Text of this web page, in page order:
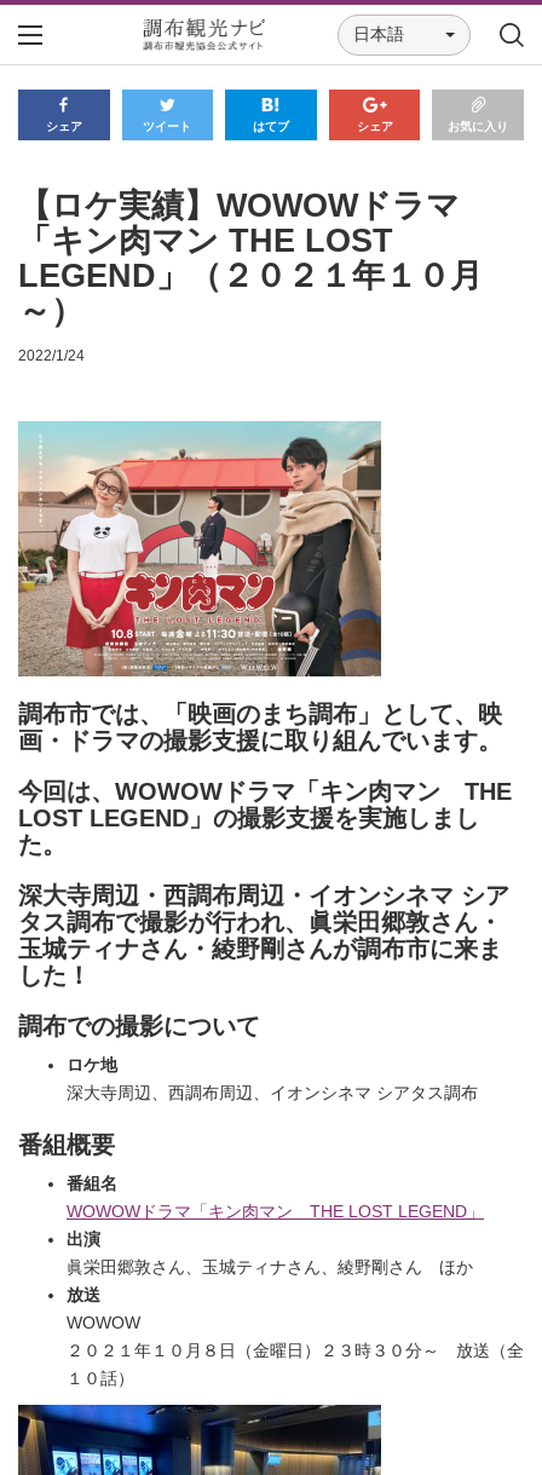
日本語
シェア ツイート はてブ シェア お気に入り
【ロケ実績】WOWOWドラマ
「キン肉マン THE LOST
LEGEND」（２０２１年１０月
～）
2022/1/24
調布市では、「映画のまち調布」として、映
画・ドラマの撮影支援に取り組んでいます。
今回は、WOWOWドラマ「キン肉マン THE
LOST LEGEND」の撮影支援を実施しまし
た。
深大寺周辺・西調布周辺・イオンシネマ シア
タス調布で撮影が行われ、眞栄田郷敦さん・
玉城ティナさん・綾野剛さんが調布市に来ま
した！
調布での撮影について
ロケ地
深大寺周辺、西調布周辺、イオンシネマ シアタス調布
番組概要
番組名
WOWOWドラマ「キン肉マン THE LOST LEGEND」
出演
眞栄田郷敦さん、玉城ティナさん、綾野剛さん ほか
放送
WOWOW
２０２１年１０月８日（金曜日）２３時３０分～ 放送（全
１０話）